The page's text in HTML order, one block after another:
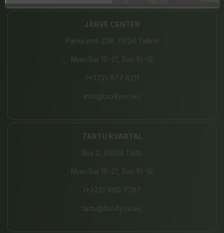
JÄRVE CENTER
Pärnu mnt. 238, 11624 Tallinn
Mon-Sat 10-21, Sun 10-19
(+372) 677 8211
info@bio4you.eu
TARTU KVARTAL
Riia 2, 51004 Tartu
Mon-Sat 10-21, Sun 10-19
(+372) 680 7787
tartu@bio4you.eu